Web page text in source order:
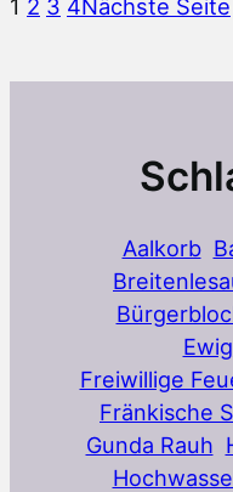
1 2 3 4Nächste Seite
Aalkorb
Freiwillige
Fränkische
Gunda Rauh